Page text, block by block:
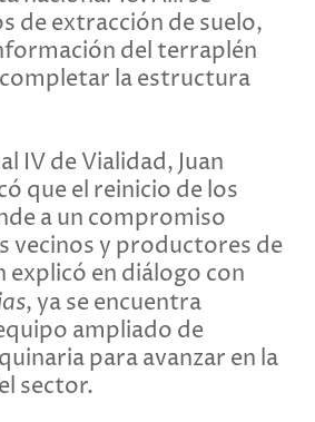
de extracción de suelo,
del terraplén
la estructura
IV de Vialidad, Juan
que el reinicio de los
a un compromiso
vecinos y productores de
explicó en diálogo con
, ya se encuentra
ampliado de
para avanzar en la
sector.